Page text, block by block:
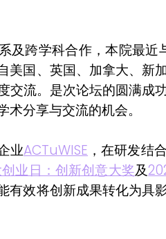
及跨学科合作，本院最
美国、英国、加拿大、新
交流。是次论坛的圆满成
分享与交流的机会。
业ACTuWISE ，在研发结
业日：创新创意大奖及
有效将创新成果转化为具